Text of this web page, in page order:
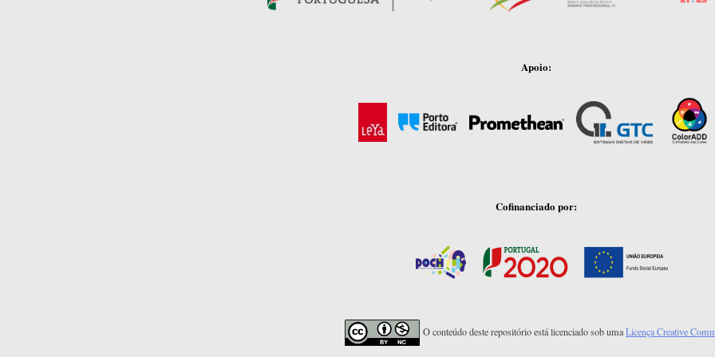
Apoio:
Cofinanciado por:
O conteúdo deste repositório está licenciado sob umaLicença Creative